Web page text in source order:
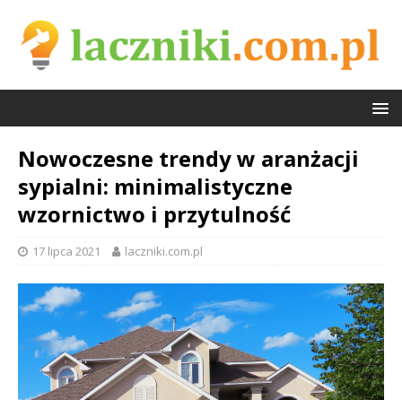
Nowoczesne trendy w aranżacji
sypialni: minimalistyczne
wzornictwo i przytulność
17 lipca 2021 laczniki.com.pl